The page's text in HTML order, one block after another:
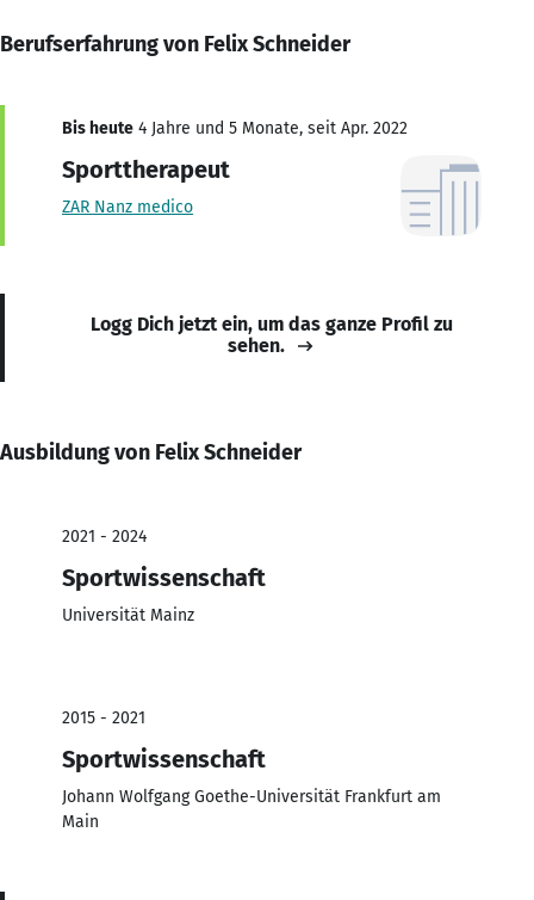
Berufserfahrung von Felix Schneider
Bis heute 4 Jahre und 5 Monate, seit Apr. 2022
Sporttherapeut
ZAR Nanz medico
Logg Dich jetzt ein, um das ganze Profil zu
sehen.
Ausbildung von Felix Schneider
2021 - 2024
Sportwissenschaft
Universität Mainz
2015 - 2021
Sportwissenschaft
Johann Wolfgang Goethe-Universität Frankfurt am
Main